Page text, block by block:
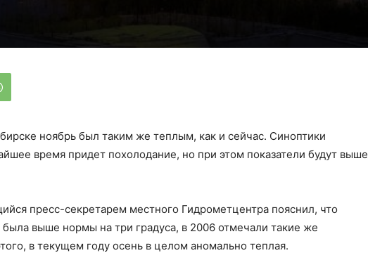
ноябрь был таким же теплым, как и сейчас. Синоптики
время придет похолодание, но при этом показатели будут выше
пресс-секретарем местного Гидрометцентра пояснил, что
была выше нормы на три градуса, в 2006 отмечали такие же
в текущем году осень в целом аномально теплая.